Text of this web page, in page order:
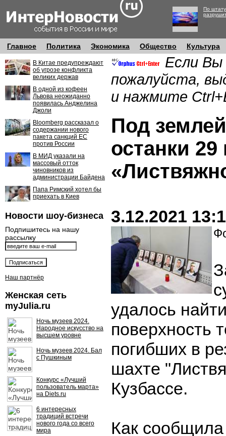
По
Главное Политика Экономика Общество Культура
В Китае предупреждают
об угрозе конфликта
великих держав
В одной из кофеен
Львова неожиданно
появилась Анджелина
Джоли
Bloomberg рассказал о
содержании нового
пакета санкций ЕС
против России
В МИД указали на
массовый отток
чиновников из
администрации Байдена
Папа Римский хотел бы
приехать в Киев
Новости шоу-бизнеса
Подпишитесь на нашу
рассылку
Наш партнёр
Женская сеть
myJulia.ru
Ночь музеев 2024.
Народное искусство на
высшем уровне
Ночь музеев 2024. Бал
с Пушкиным
Конкурс «Лучший
пользователь марта»
на Diets.ru
6 интересных
традиций встречи
нового года со всего
мира
Если Вы
пожалуйста,
и нажмите
Под
останки
3.12.2021
удалось
поверхность
погибших в
шахте
Кузбассе.
Как